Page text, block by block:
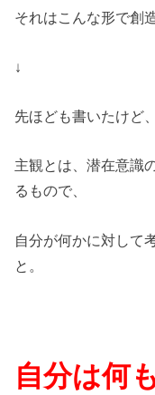
それはこんな形で創
↓
先ほども書いたけど
主観とは、潜在意識
るもので、
自分が何かに対して
と。
自分は何